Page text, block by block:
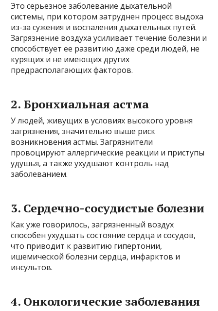
Это серьезное заболевание дыхательной
системы, при котором затруднен процесс выдоха
из-за сужения и воспаления дыхательных путей.
Загрязнение воздуха усиливает течение болезни и
способствует ее развитию даже среди людей, не
курящих и не имеющих других
предрасполагающих факторов.
2. Бронхиальная астма
У людей, живущих в условиях высокого уровня
загрязнения, значительно выше риск
возникновения астмы. Загрязнители
провоцируют аллергические реакции и приступы
удушья, а также ухудшают контроль над
заболеванием.
3. Сердечно-сосудистые болезни
Как уже говорилось, загрязненный воздух
способен ухудшать состояние сердца и сосудов,
что приводит к развитию гипертонии,
ишемической болезни сердца, инфарктов и
инсультов.
4. Онкологические заболевания